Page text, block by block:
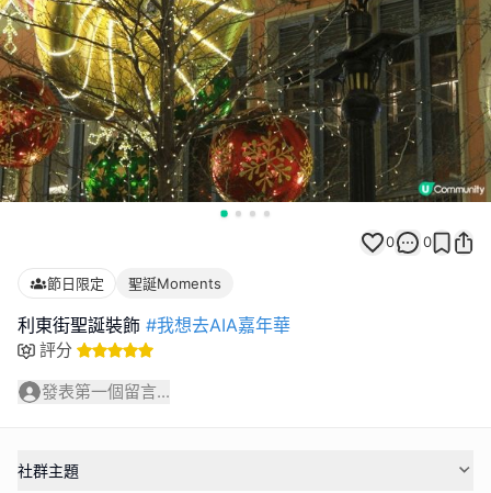
0 0
節日限定 聖誕Moments
利東街聖誕裝飾 #我想去AIA嘉年華
評分
發表第一個留言...
社群主題